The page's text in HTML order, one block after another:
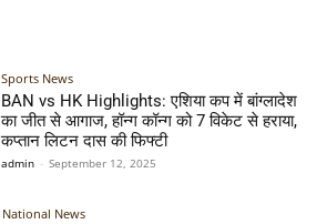
Sports News
BAN vs HK Highlights: एशिया कप में बांग्लादेश
का जीत से आगाज, हॉन्ग कॉन्ग को 7 विकेट से हराया,
कप्तान लिटन दास की फिफ्टी
admin - September 12, 2025
National News